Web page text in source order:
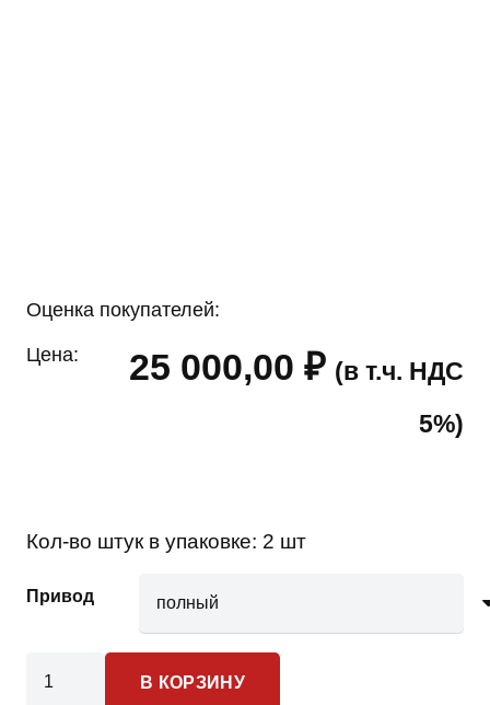
Оценка покупателей:
Цена: 25 000,00 ₽ (в т.ч. НДС
5%)
Кол-во штук в упаковке: 2 шт
Привод
товара
В КОРЗИНУ